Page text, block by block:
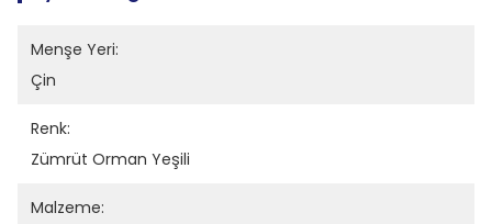
Menşe Yeri:
Çin
Renk:
Zümrüt Orman Yeşili
Malzeme: